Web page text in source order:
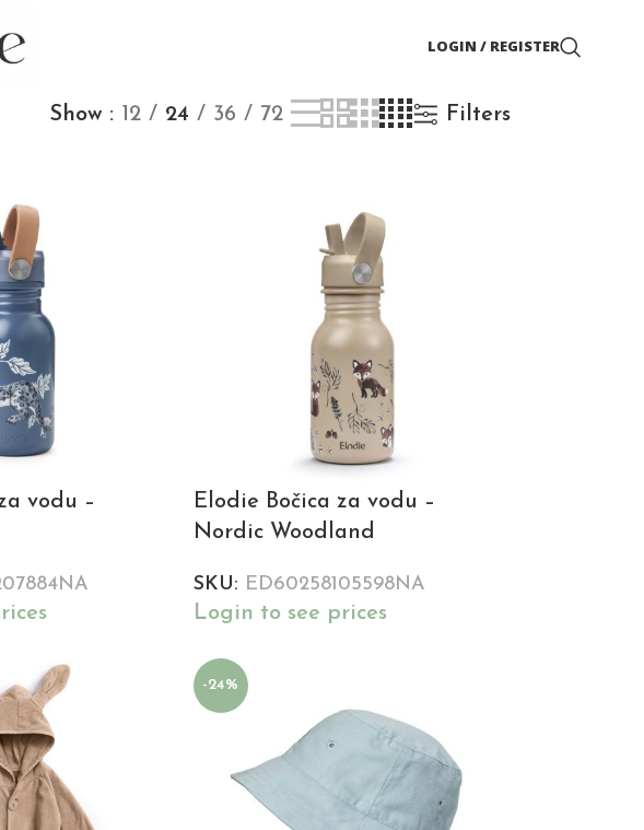
LOGIN / REGISTER
Show 12 24 36 72 Filters
vodu –
Elodie Bočica za vodu –
Nordic Woodland
SKU: ED60258105598NA
Login to see prices
-24%